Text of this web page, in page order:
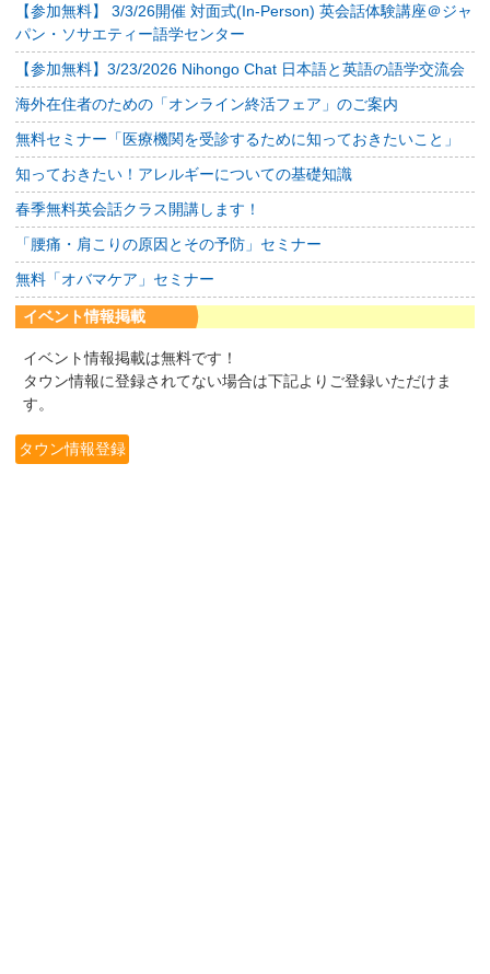
【参加無料】 3/3/26開催 対面式(In-Person) 英会話体験講座＠ジャ
パン・ソサエティー語学センター
【参加無料】3/23/2026 Nihongo Chat 日本語と英語の語学交流会
海外在住者のための「オンライン終活フェア」のご案内
無料セミナー「医療機関を受診するために知っておきたいこと」
知っておきたい！アレルギーについての基礎知識
春季無料英会話クラス開講します！
「腰痛・肩こりの原因とその予防」セミナー
無料「オバマケア」セミナー
イベント情報掲載
イベント情報掲載は無料です！
タウン情報に登録されてない場合は下記よりご登録いただけま
す。
タウン情報登録